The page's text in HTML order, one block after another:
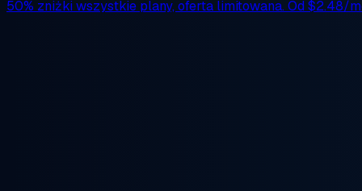
50% zniżki wszystkie plany, oferta limitowana. Od $2.48/